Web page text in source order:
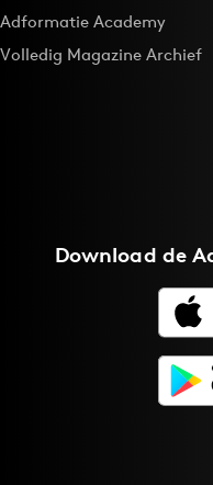
Adformatie Academy
Volledig Magazine Archief
Download de